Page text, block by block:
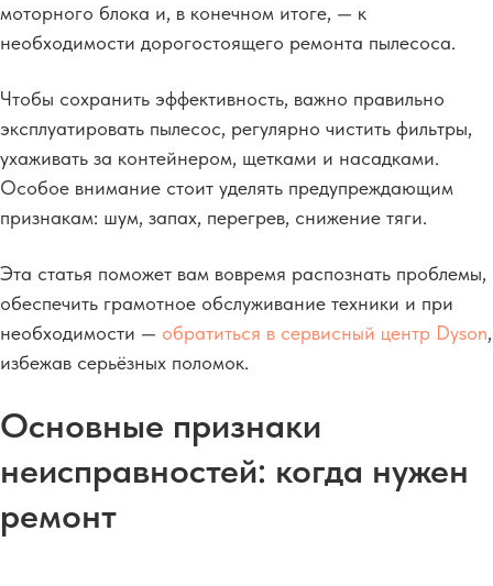
моторного блока и, в конечном итоге, — к
необходимости дорогостоящего ремонта пылесоса.
Чтобы сохранить эффективность, важно правильно
эксплуатировать пылесос, регулярно чистить фильтры,
ухаживать за контейнером, щетками и насадками.
Особое внимание стоит уделять предупреждающим
признакам: шум, запах, перегрев, снижение тяги.
Эта статья поможет вам вовремя распознать проблемы,
обеспечить грамотное обслуживание техники и при
необходимости — обратиться в сервисный центр Dyson,
избежав серьёзных поломок.
Основные признаки
неисправностей: когда нужен
ремонт